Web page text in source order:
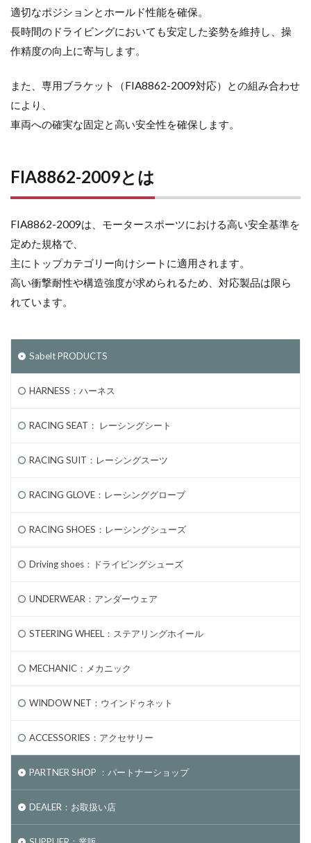
適切なポジションとホールド性能を確保。
長時間のドライビングにおいても安定した姿勢を維持し、操
作精度の向上に寄与します。
また、専用ブラケット（FIA8862-2009対応）との組み合わせ
により、
車両への確実な固定と高い安全性を確保します。
FIA8862-2009とは
FIA8862-2009は、モータースポーツにおける高い安全基準を
定めた規格で、
主にトップカテゴリー向けシートに適用されます。
高い衝撃耐性や構造強度が求められるため、対応製品は限ら
れています。
Sabelt PRODUCTS
HARNESS：ハーネス
RACING SEAT： レーシングシート
RACING SUIT：レーシングスーツ
RACING GLOVE：レーシンググローブ
RACING SHOES：レーシングシューズ
Driving shoes：ドライビングシューズ
UNDERWEAR：アンダーウェア
STEERING WHEEL：ステアリングホイール
MECHANIC：メカニック
WINDOW NET：ウインドゥネット
ACCESSORIES：アクセサリー
PARTNER SHOP ：パートナーショップ
DEALER：お取扱い店